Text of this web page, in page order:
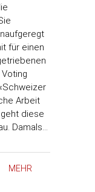
für einen
Arbeit
diese
Damals…
MEHR